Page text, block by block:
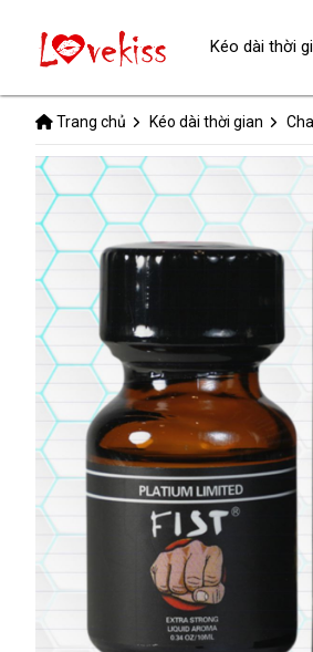
Trang chủ Kéo dài thời gian
Kéo dài thời